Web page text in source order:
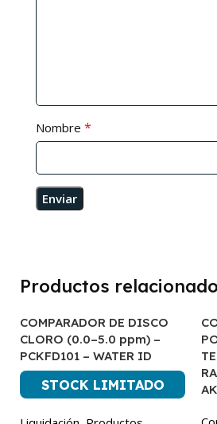
Nombre *
Productos
COMPARADOR DE DISCO
CLORO (0.0–5.0 ppm) –
PCKFD101 – WATER ID
STOCK LIMITADO